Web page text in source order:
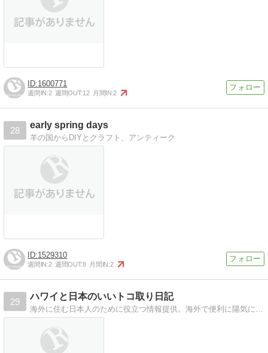
1600771
週間IN:2 週間OUT:12 月間IN:2
28
early spring days
羊の国からDIYとクラフト、アンティーク
1529310
週間IN:2 週間OUT:8 月間IN:2
29
ハワイと日本のいいトコ取り日記